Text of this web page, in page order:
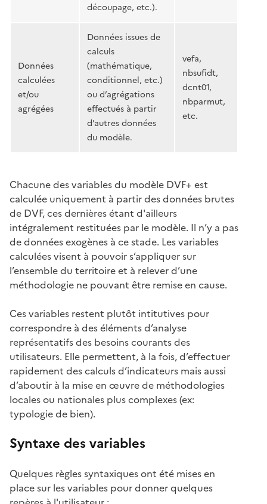
découpage, etc.).
Données
calculées
et/ou
agrégées
Données issues de
calculs
(mathématique,
conditionnel, etc.)
ou d’agrégations
effectués à partir
d’autres données
du modèle.
vefa,
nbsufidt,
dcnt01,
nbparmut,
etc.
Chacune des variables du modèle DVF+ est
calculée uniquement à partir des données brutes
de DVF, ces dernières étant d'ailleurs
intégralement restituées par le modèle. Il n’y a pas
de données exogènes à ce stade. Les variables
calculées visent à pouvoir s’appliquer sur
l’ensemble du territoire et à relever d’une
méthodologie ne pouvant être remise en cause.
Ces variables restent plutôt intitutives pour
correspondre à des éléments d’analyse
représentatifs des besoins courants des
utilisateurs. Elle permettent, à la fois, d’effectuer
rapidement des calculs d’indicateurs mais aussi
d’aboutir à la mise en œuvre de méthodologies
locales ou nationales plus complexes (ex:
typologie de bien).
Syntaxe des variables
Quelques règles syntaxiques ont été mises en
place sur les variables pour donner quelques